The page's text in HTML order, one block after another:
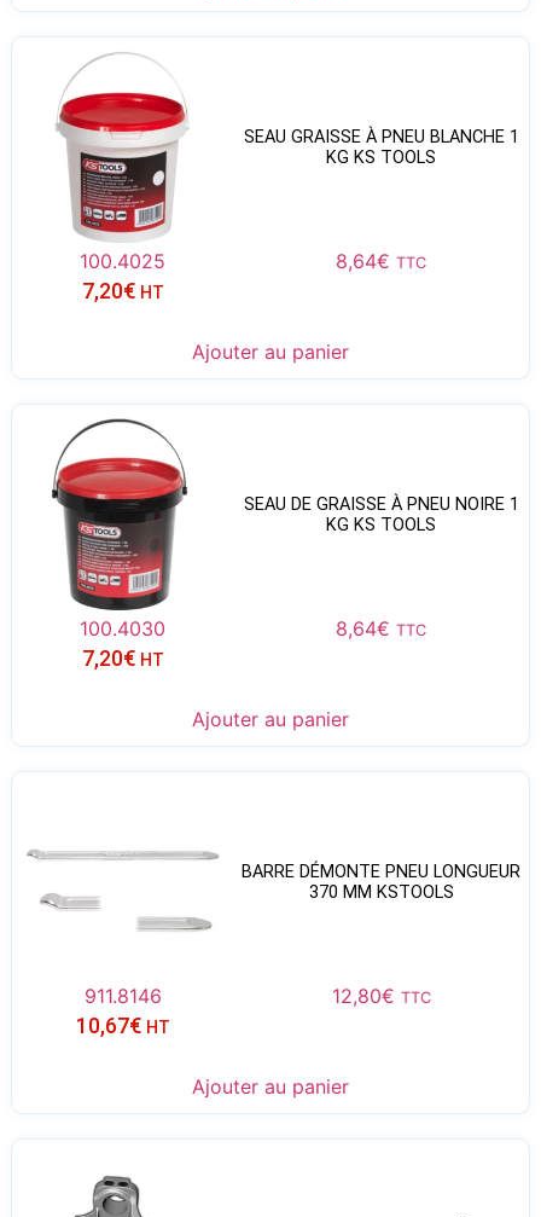
SEAU GRAISSE À PNEU BLANCHE 1
KG KS TOOLS
100.4025 8,64€ TTC
7,20€ HT
Ajouter au panier
SEAU DE GRAISSE À PNEU NOIRE 1
KG KS TOOLS
100.4030 8,64€ TTC
7,20€ HT
Ajouter au panier
BARRE DÉMONTE PNEU LONGUEUR
370 MM KSTOOLS
911.8146 12,80€ TTC
10,67€ HT
Ajouter au panier